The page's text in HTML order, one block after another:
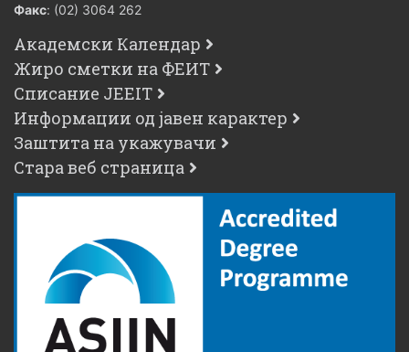
Факс: (02) 3064 262
Академски Календар
Жиро сметки на ФЕИТ
Списание JEEIT
Информации од јавен карактер
Заштита на укажувачи
Стара веб страница